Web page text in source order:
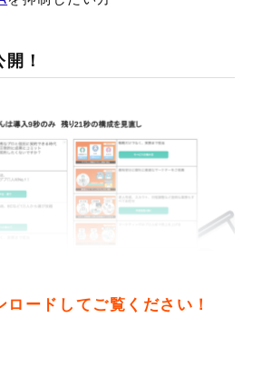
！
ロードしてご覧ください！